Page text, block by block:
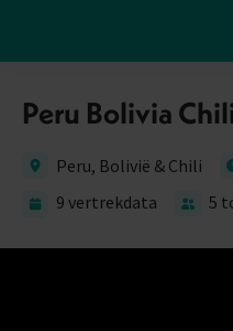
Peru Bolivia
Peru, Bolivië & Chili
9 vertrekdata
5